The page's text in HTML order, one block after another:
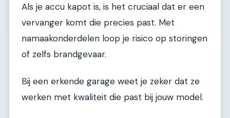
Als je accu kapot is, is het cruciaal dat er een
vervanger komt die precies past. Met
namaakonderdelen loop je risico op storingen
of zelfs brandgevaar.
Bij een erkende garage weet je zeker dat ze
werken met kwaliteit die past bij jouw model.